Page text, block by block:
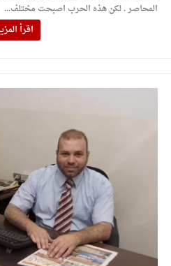
المحاصر . لكن هذه الحرب اصبحت مختلف...
اقرأ